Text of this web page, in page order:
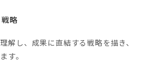
略
解し、成果に直結する戦略を描き、
す。